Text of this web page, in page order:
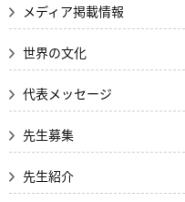
メディア掲載情報
世界の文化
代表メッセージ
先生募集
先生紹介